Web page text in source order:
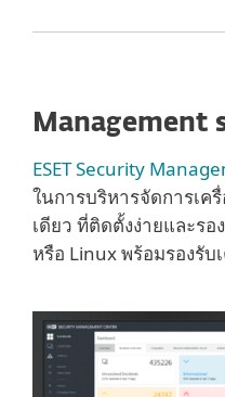
Management
ESET Security
ในการบริหารจัดการเค
เดียว ที่ติดตั้งง่ายและร
หรือ Linux พร้อมรองรับ